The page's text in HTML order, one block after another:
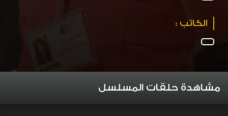
الكاتب :
مشاهدة حلقات المسلسل